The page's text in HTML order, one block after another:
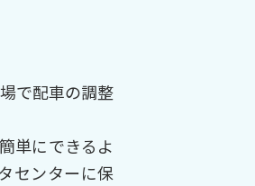
で配車の調整
単にできるよ
センターに保